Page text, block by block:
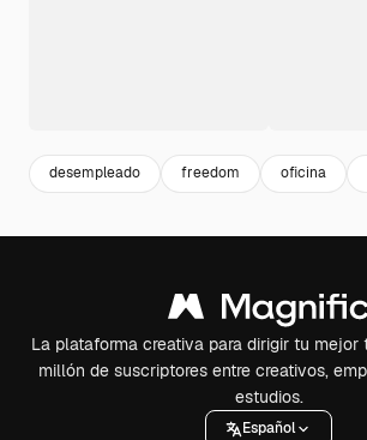
desempleado freedom oficina
La plataforma creativa para dirigir tu mejor
millón de suscriptores entre creativos,
estudios.
Español